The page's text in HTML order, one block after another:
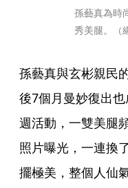
孫藝真為時
秀美腿。（
孫藝真與玄彬親民
後7個月曼妙復出
週活動，一雙美腿
照片曝光，一連換
擺極美，整個人仙